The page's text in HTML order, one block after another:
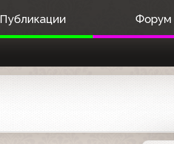
Публикации Форум